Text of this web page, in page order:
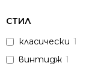
СТИЛ
класически 1
винтидж 1